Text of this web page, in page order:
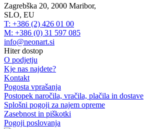
Zagrebška 20, 2000 Maribor,
SLO, EU
T: +386 (2) 426 01 00
M: +386 (0) 31 597 085
info@neonart.si
Hiter dostop
O podjetju
Kje nas najdete?
Kontakt
Pogosta vprašanja
Postopek naročila, vračila, plačila in dostave
Splošni pogoji za najem opreme
Zasebnost in piškotki
Pogoji poslovanja